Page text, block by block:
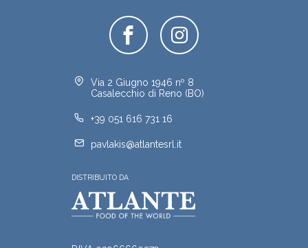
Via 2 Giugno 1946 nº 8
Casalecchio di Reno (BO)
+39 051 616 731 16
pavlakis@atlantesrl.it
DISTRIBUITO DA